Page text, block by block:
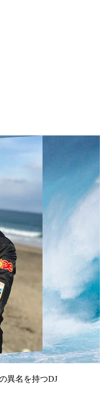
異名を持つDJ